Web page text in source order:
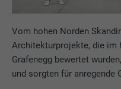
Vom hohen Norden
Architekturprojekte, die im
Grafenegg bewertet
und sorgten für anregende